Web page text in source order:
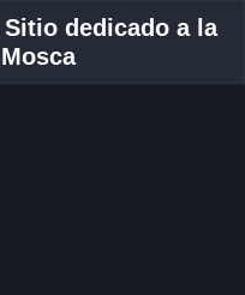
dedicado a la